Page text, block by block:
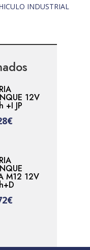
INDUSTRIAL
12V
+I JP
€
M12 12V
€